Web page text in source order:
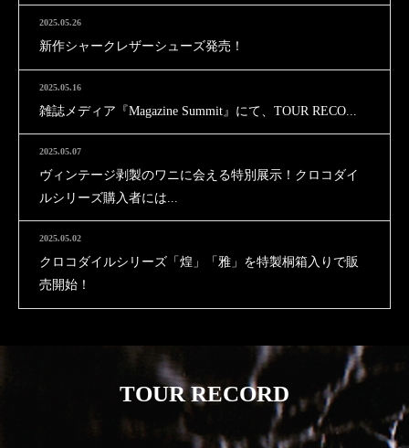
2025.05.26
新作シャークレザーシューズ発売！
2025.05.16
雑誌メディア『Magazine Summit』にて、TOUR RECO...
2025.05.07
ヴィンテージ剥製のワニに会える特別展示！クロコダイ
ルシリーズ購入者には...
2025.05.02
クロコダイルシリーズ「煌」「雅」を特製桐箱入りで販
売開始！
TOUR RECORD